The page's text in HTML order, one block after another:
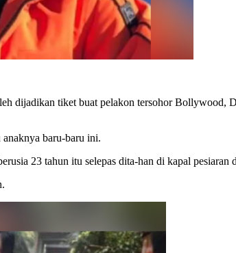
dijadikan tiket buat pelakon tersohor
baru-baru ini.
23 tahun itu selepas dita-han di kapal